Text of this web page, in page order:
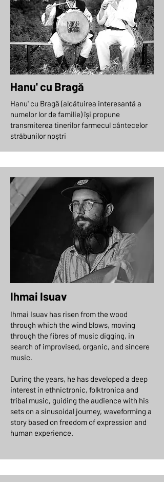
Hanu' cu Bragă
Hanu' cu Bragă (alcătuirea interesantă a
numelor lor de familie) îşi propune
transmiterea tinerilor farmecul cântecelor
străbunilor noştri
Ihmai Isuav
Ihmai Isuav has risen from the wood
through which the wind blows, moving
through the fibres of music digging, in
search of improvised, organic, and sincere
music.
During the years, he has developed a deep
interest in ethnictronic, folktronica and
tribal music, guiding the audience with his
sets on a sinusoidal journey, waveforming a
story based on freedom of expression and
human experience.